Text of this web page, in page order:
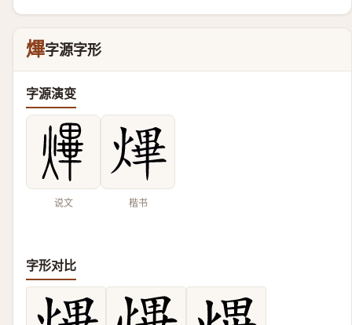
熚字源字形
字源演变
说文 楷书
字形对比